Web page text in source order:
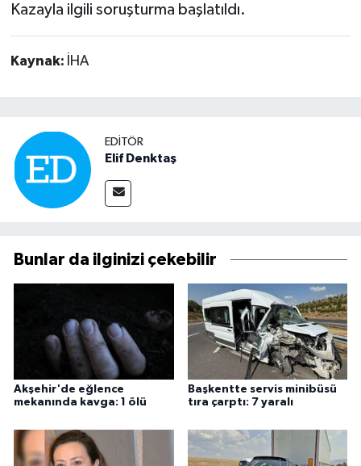
Kazayla ilgili soruşturma başlatıldı.
Kaynak: İHA
EDITÖR
Elif Denktaş
Bunlar da ilginizi çekebilir
Akşehir'de eğlence
mekanında kavga: 1 ölü
Başkentte servis minibüsü
tıra çarptı: 7 yaralı